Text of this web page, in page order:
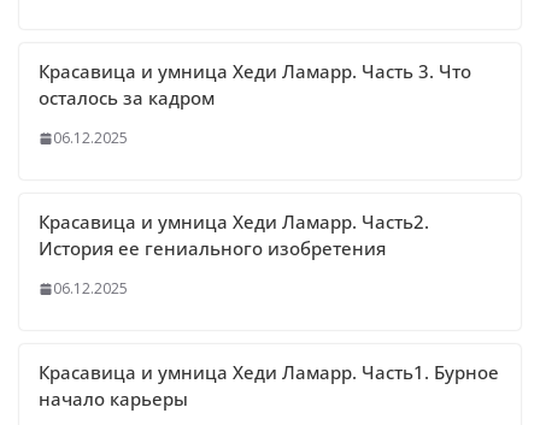
Красавица и умница Хеди Ламарр. Часть 3. Что
осталось за кадром
06.12.2025
Красавица и умница Хеди Ламарр. Часть2.
История ее гениального изобретения
06.12.2025
Красавица и умница Хеди Ламарр. Часть1. Бурное
начало карьеры